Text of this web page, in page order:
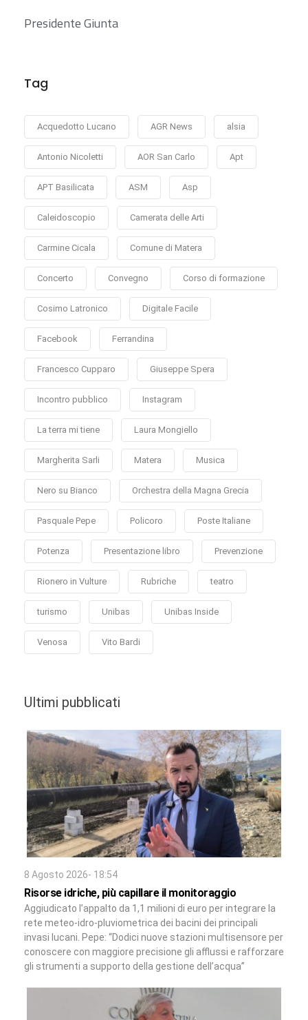
Presidente Giunta
Tag
Acquedotto Lucano AGR News alsia
Antonio Nicoletti AOR San Carlo Apt
APT Basilicata ASM Asp
Caleidoscopio Camerata delle Arti
Carmine Cicala Comune di Matera
Concerto Convegno Corso di formazione
Cosimo Latronico Digitale Facile
Facebook Ferrandina
Francesco Cupparo Giuseppe Spera
Incontro pubblico Instagram
La terra mi tiene Laura Mongiello
Margherita Sarli Matera Musica
Nero su Bianco Orchestra della Magna Grecia
Pasquale Pepe Policoro Poste Italiane
Potenza Presentazione libro Prevenzione
Rionero in Vulture Rubriche teatro
turismo Unibas Unibas Inside
Venosa Vito Bardi
Ultimi pubblicati
8 Agosto 2026- 18:54
Risorse idriche, più capillare il monitoraggio
Aggiudicato l’appalto da 1,1 milioni di euro per integrare la
rete meteo-idro-pluviometrica dei bacini dei principali
invasi lucani. Pepe: “Dodici nuove stazioni multisensore per
conoscere con maggiore precisione gli afflussi e rafforzare
gli strumenti a supporto della gestione dell’acqua”